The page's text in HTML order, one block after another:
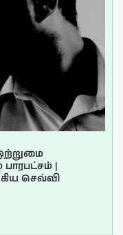
|
செவ்வி